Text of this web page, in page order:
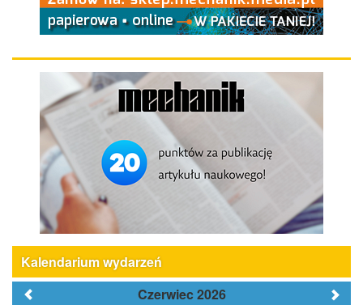
Kalendarium wydarzeń
Czerwiec 2026